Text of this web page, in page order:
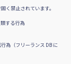
く禁止されています。
する行為
為（フリーランス DB に